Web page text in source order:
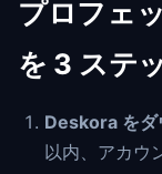
プロフェ
を 3 ステ
Deskora をダ
以内、アカウ